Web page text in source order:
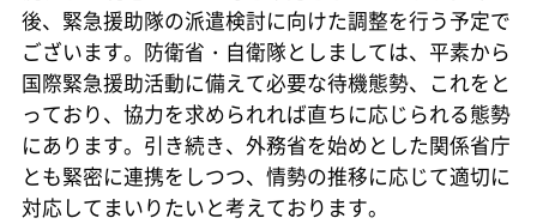
後、緊急援助隊の派遣検討に向けた調整を行う予定で
ございます。防衛省・自衛隊としましては、平素から
国際緊急援助活動に備えて必要な待機態勢、これをと
っており、協力を求められれば直ちに応じられる態勢
にあります。引き続き、外務省を始めとした関係省庁
とも緊密に連携をしつつ、情勢の推移に応じて適切に
対応してまいりたいと考えております。